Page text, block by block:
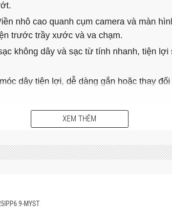
nhô cao quanh cụm camera và màn
trước trầy xước và va chạm.
không dây và sạc từ tính nhanh, tiện lợi
dây tiện lợi, dễ dàng gắn hoặc thay
XEM THÊM
MYST